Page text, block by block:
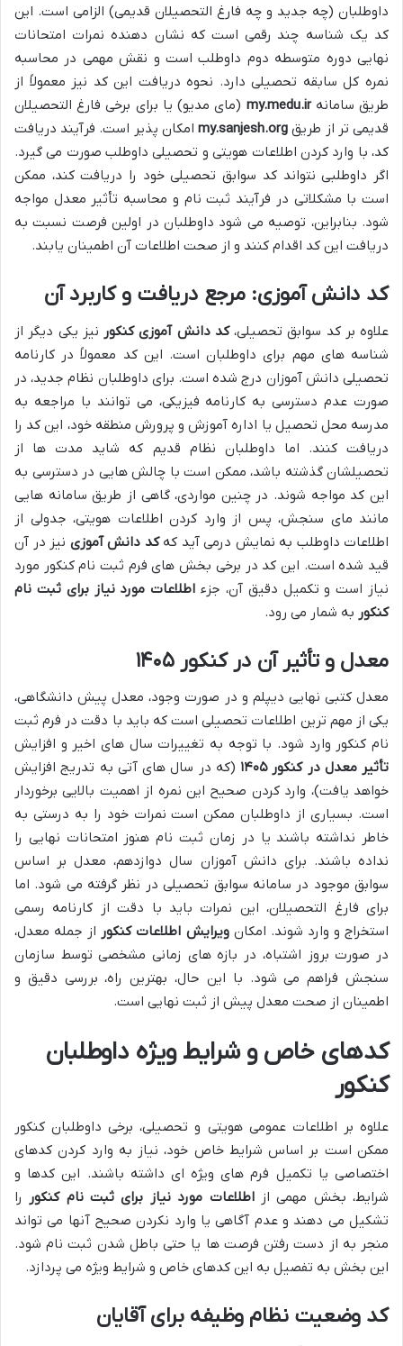
داوطلبان (چه جدید و چه فارغ التحصیلان قدیمی) الزامی است. این
کد یک شناسه چند رقمی است که نشان دهنده نمرات امتحانات
نهایی دوره متوسطه دوم داوطلب است و نقش مهمی در محاسبه
نمره کل سابقه تحصیلی دارد. نحوه دریافت این کد نیز معمولاً از
طریق سامانهmy.medu.ir (مای مدیو) یا برای برخی فارغ التحصیلان
قدیمی تر از طریق my.sanjesh.orgامکان پذیر است. فرآیند دریافت
کد، با وارد کردن اطلاعات هویتی و تحصیلی داوطلب صورت می گیرد.
اگر داوطلبی نتواند کد سوابق تحصیلی خود را دریافت کند، ممکن
است با مشکلاتی در فرآیند ثبت نام و محاسبه تأثیر معدل مواجه
شود. بنابراین، توصیه می شود داوطلبان در اولین فرصت نسبت به
دریافت این کد اقدام کنند و از صحت اطلاعات آن اطمینان یابند.
کد دانش آموزی: مرجع دریافت و کاربرد آن
علاوه بر کد سوابق تحصیلی،کد دانش آموزی کنکور نیز یکی دیگر از
شناسه های مهم برای داوطلبان است. این کد معمولاً در کارنامه
تحصیلی دانش آموزان درج شده است. برای داوطلبان نظام جدید، در
صورت عدم دسترسی به کارنامه فیزیکی، می توانند با مراجعه به
مدرسه محل تحصیل یا اداره آموزش و پرورش منطقه خود، این کد را
دریافت کنند. اما داوطلبان نظام قدیم که شاید مدت ها از
تحصیلشان گذشته باشد، ممکن است با چالش هایی در دسترسی به
این کد مواجه شوند. در چنین مواردی، گاهی از طریق سامانه هایی
مانند مای سنجش، پس از وارد کردن اطلاعات هویتی، جدولی از
اطلاعات داوطلب به نمایش درمی آید کهکد دانش آموزی نیز در آن
قید شده است. این کد در برخی بخش های فرم ثبت نام کنکور مورد
نیاز است و تکمیل دقیق آن، جزء اطلاعات مورد نیاز برای ثبت نام
کنکور به شمار می رود.
معدل و تأثیر آن در کنکور ۱۴۰۵
معدل کتبی نهایی دیپلم و در صورت وجود، معدل پیش دانشگاهی،
یکی از مهم ترین اطلاعات تحصیلی است که باید با دقت در فرم ثبت
نام کنکور وارد شود. با توجه به تغییرات سال های اخیر و افزایش
تأثیر معدل در کنکور ۱۴۰۵
(که در سال های آتی به تدریج افزایش
خواهد یافت)، وارد کردن صحیح این نمره از اهمیت بالایی برخوردار
است. بسیاری از داوطلبان ممکن است نمرات خود را به درستی به
خاطر نداشته باشند یا در زمان ثبت نام هنوز امتحانات نهایی را
نداده باشند. برای دانش آموزان سال دوازدهم، معدل بر اساس
سوابق موجود در سامانه سوابق تحصیلی در نظر گرفته می شود. اما
برای فارغ التحصیلان، این نمرات باید با دقت از کارنامه رسمی
استخراج و وارد شوند. امکانویرایش اطلاعات کنکور از جمله معدل،
در صورت بروز اشتباه، در بازه های زمانی مشخصی توسط سازمان
سنجش فراهم می شود. با این حال، بهترین راه، بررسی دقیق و
اطمینان از صحت معدل پیش از ثبت نهایی است.
کدهای خاص و شرایط ویژه داوطلبان
کنکور
علاوه بر اطلاعات عمومی هویتی و تحصیلی، برخی داوطلبان کنکور
ممکن است بر اساس شرایط خاص خود، نیاز به وارد کردن کدهای
اختصاصی یا تکمیل فرم های ویژه ای داشته باشند. این کدها و
شرایط، بخش مهمی ازاطلاعات مورد نیاز برای ثبت نام کنکور را
تشکیل می دهند و عدم آگاهی یا وارد نکردن صحیح آنها می تواند
منجر به از دست رفتن فرصت ها یا حتی باطل شدن ثبت نام شود.
این بخش به تفصیل به این کدهای خاص و شرایط ویژه می پردازد.
کد وضعیت نظام وظیفه برای آقایان